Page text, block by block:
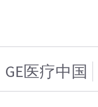
GE医疗中国